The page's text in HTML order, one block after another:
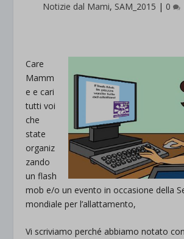
Notizie dal Mami, SAM_2015 | 0
Care
Mamm
e e cari
tutti voi
che
state
organiz
zando
un flash
mob e/o un evento in occasione della
mondiale per l’allattamento,
Vi scriviamo perché abbiamo notato